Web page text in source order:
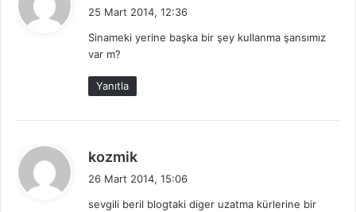
i
25 Mart 2014, 12:36
Sinameki yerine başka bir şey kullanma şansımız
var m?
Yanıtla
kozmik
26 Mart 2014, 15:06
sevgili beril blogtaki diger uzatma kürlerine bir